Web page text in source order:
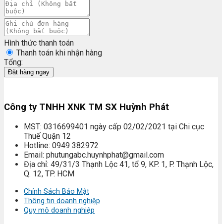
Hình thức thanh toán
Thanh toán khi nhận hàng
Tổng:
Đặt hàng ngay
Công ty TNHH XNK TM SX Huỳnh Phát
MST: 0316699401 ngày cấp 02/02/2021 tại Chi cục
Thuế Quận 12
Hotline: 0949 382972
Email: phutungabc.huynhphat@gmail.com
Địa chỉ: 49/31/3 Thạnh Lộc 41, tổ 9, KP. 1, P. Thạnh Lộc,
Q. 12, TP. HCM
Chính Sách Bảo Mật
Thông tin doanh nghiệp
Quy mô doanh nghiệp